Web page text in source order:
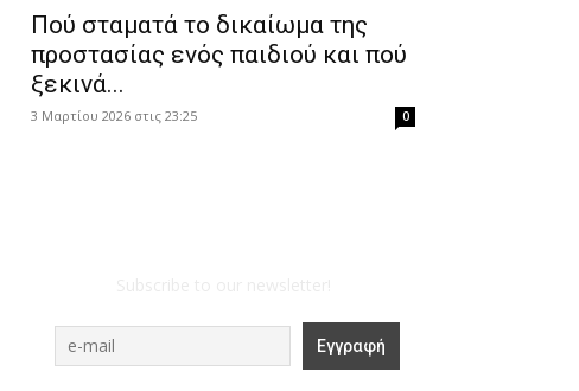
Πού σταματά το δικαίωμα της
προστασίας ενός παιδιού και πού
ξεκινά...
3 Μαρτίου 2026 στις 23:25 0